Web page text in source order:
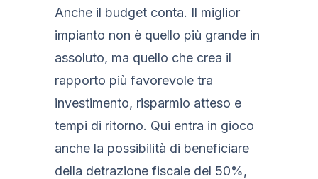
Anche il budget conta. Il miglior
impianto non è quello più grande in
assoluto, ma quello che crea il
rapporto più favorevole tra
investimento, risparmio atteso e
tempi di ritorno. Qui entra in gioco
anche la possibilità di beneficiare
della detrazione fiscale del 50%,